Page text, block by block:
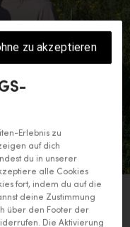
Erlebnis zu
auf dich
du in unserer
alle Cookies
fort, indem du auf die
deine Zustimmung
über den Footer der
Die Aktivierung
zu akzeptieren